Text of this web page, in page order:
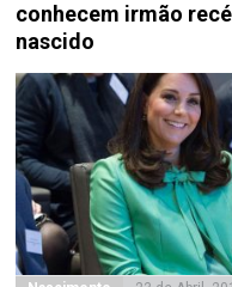
conhecem irmão
nascido